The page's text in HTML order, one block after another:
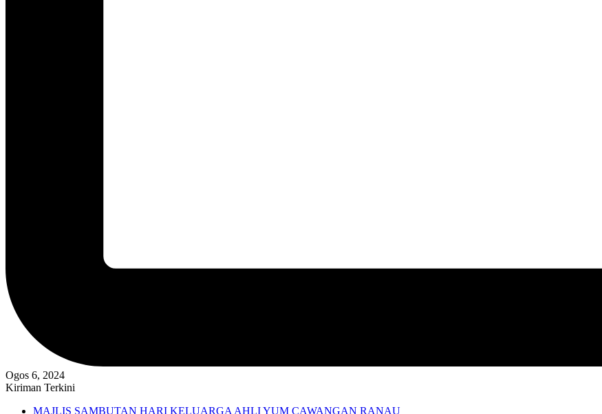
Ogos 6, 2024
Kiriman Terkini
MAJLIS SAMBUTAN HARI KELUARGA AHLI YUM CAWANGAN RANAU